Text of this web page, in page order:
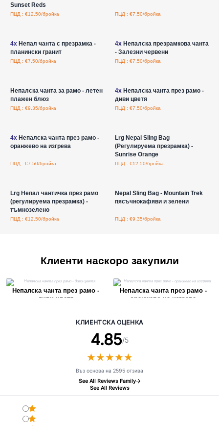
Sunset Reds
ПЦД : €12.50/бройка ПЦД : €7.50/бройка
4xНепал чанта с презрамка -
планински гранит
ПЦД : €7.50/бройка
4xНепалска презрамкова чанта
- Залезни червени
ПЦД : €7.50/бройка
Непалска чанта за рамо - летен
плажен блюз
ПЦД : €9.35/бройка
4xНепалска чанта през рамо -
диви цветя
ПЦД : €7.50/бройка
4xНепалска чанта през рамо -
оранжево на изгрева
ПЦД : €7.50/бройка
Lrg Nepal Sling Bag
(Регулируема презрамка) -
Sunrise Orange
ПЦД : €12.50/бройка
Lrg Непал чантичка през рамо
(регулируема презрамка) -
тъмнозелено
ПЦД : €12.50/бройка
Nepal Sling Bag - Mountain Trek
пясъчнокафяви и зелени
ПЦД : €9.35/бройка
Клиенти наскоро закупили
Непалска чанта през рамо -
диви цветя
Непалска чанта през рамо -
оранжево на изгрева
КЛИЕНТСКА ОЦЕНКА
4.85/5
★★★★★
★★★★★
Въз основа на 2595 отзива
See All Reviews Family
See All Reviews